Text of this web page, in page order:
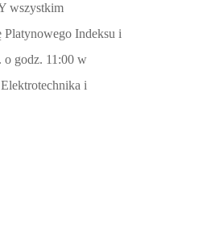
wszystkim
Platynowego Indeksu i
o godz. 11:00 w
i